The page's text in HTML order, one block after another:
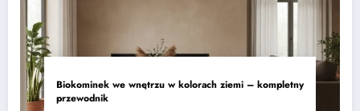
Biokominek we wnętrzu w kolorach ziemi – kompletny
przewodnik